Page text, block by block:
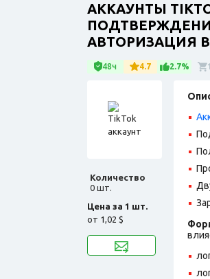
АККАУНТЫ
АВТОРИЗАЦИЯ
48ч 4.7 2.7%
Количество
0 шт.
Цена за 1 шт.
от 1,02 $